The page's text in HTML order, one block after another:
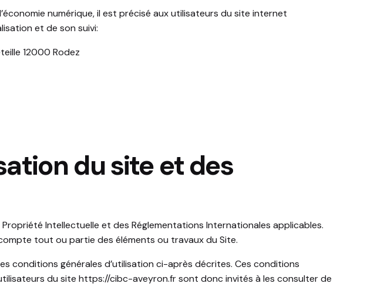
numérique, il est précisé aux utilisateurs du site internet
et de son suivi:
12000 Rodez
du site et des
Intellectuelle et des Réglementations Internationales applicables.
tout ou partie des éléments ou travaux du Site.
conditions générales d’utilisation ci-après décrites. Ces conditions
du site https://cibc-aveyron.frsont donc invités à les consulter de